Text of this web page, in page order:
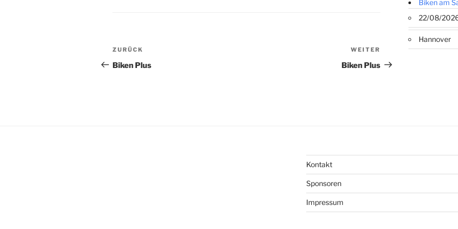
Beitragsnavigation
Vorheriger
Beitrag
ZURÜCK
Biken Plus
Nächster
Beitrag
WEITER
Biken Plus
Biken am
22/08/
Hannover
Kontakt
Sponsoren
Impressum